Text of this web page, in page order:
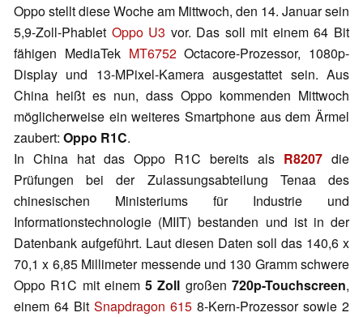
Oppo stellt diese Woche am Mittwoch, den 14. Januar sein
5,9-Zoll-Phablet Oppo U3 vor. Das soll mit einem 64 Bit
fähigen MediaTek MT6752Octacore-Prozessor, 1080p-
Display und 13-MPixel-Kamera ausgestattet sein. Aus
China heißt es nun, dass Oppo kommenden Mittwoch
möglicherweise ein weiteres Smartphone aus dem Ärmel
zaubert: Oppo R1C.
In China hat das Oppo R1C bereits als R8207 die
Prüfungen bei der Zulassungsabteilung Tenaa des
chinesischen Ministeriums für Industrie und
Informationstechnologie (MIIT) bestanden und ist in der
Datenbank aufgeführt. Laut diesen Daten soll das 140,6 x
70,1 x 6,85 Millimeter messende und 130 Gramm schwere
Oppo R1C mit einem5 Zoll großen720p-Touchscreen,
einem 64 Bit Snapdragon 615 8-Kern-Prozessor sowie 2